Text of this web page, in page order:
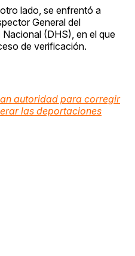
lado, se enfrentó a
General del
(DHS), en el que
de verificación.
autoridad para corregir
las deportaciones